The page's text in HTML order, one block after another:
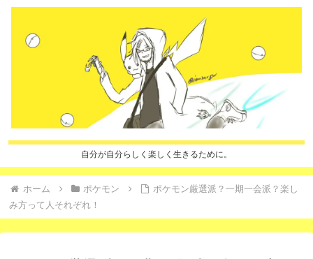
自分が自分らしく楽しく生きるために。
ホーム ポケモン
ポケモン厳選派？一期一会派？楽し
み方って人それぞれ！